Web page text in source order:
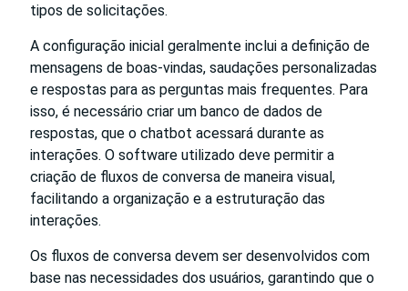
tipos de solicitações.
A configuração inicial geralmente inclui a definição de
mensagens de boas-vindas, saudações personalizadas
e respostas para as perguntas mais frequentes. Para
isso, é necessário criar um banco de dados de
respostas, que o chatbot acessará durante as
interações. O software utilizado deve permitir a
criação de fluxos de conversa de maneira visual,
facilitando a organização e a estruturação das
interações.
Os fluxos de conversa devem ser desenvolvidos com
base nas necessidades dos usuários, garantindo que o